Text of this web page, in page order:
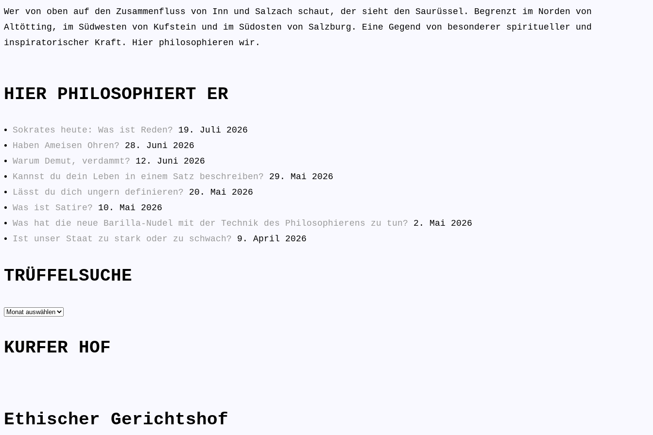
Wer von oben auf den Zusammenfluss von Inn und Salzach schaut, der sieht den Saurüssel. Begrenzt im Norden von
Altötting, im Südwesten von Kufstein und im Südosten von Salzburg. Eine Gegend von besonderer spiritueller und
inspiratorischer Kraft. Hier philosophieren wir.
HIER PHILOSOPHIERT ER
Sokrates heute: Was ist Reden?
19. Juli 2026
Haben Ameisen Ohren?
28. Juni 2026
Warum Demut, verdammt?
12. Juni 2026
Kannst du dein Leben in einem Satz beschreiben?
29. Mai 2026
Lässt du dich ungern definieren?
20. Mai 2026
Was ist Satire?
10. Mai 2026
Was hat die neue Barilla-Nudel mit der Technik des Philosophierens zu tun?
2. Mai 2026
Ist unser Staat zu stark oder zu schwach?
9. April 2026
TRÜFFELSUCHE
TRÜFFELSUCHE
KURFER HOF
Ethischer Gerichtshof